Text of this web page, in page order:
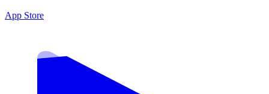
App Store